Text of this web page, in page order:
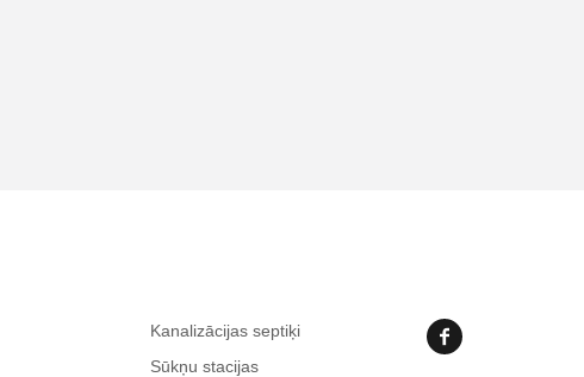
Kanalizācijas septiķi
Sūkņu stacijas